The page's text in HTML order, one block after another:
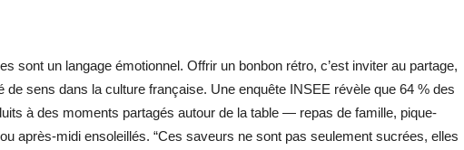
sont un langage émotionnel. Offrir un bonbon rétro, c’est inviter au partage,
de sens dans la culture française. Une enquête INSEE révèle que 64 % des
à des moments partagés autour de la table — repas de famille, pique-
après-midi ensoleillés. “Ces saveurs ne sont pas seulement sucrées, elles